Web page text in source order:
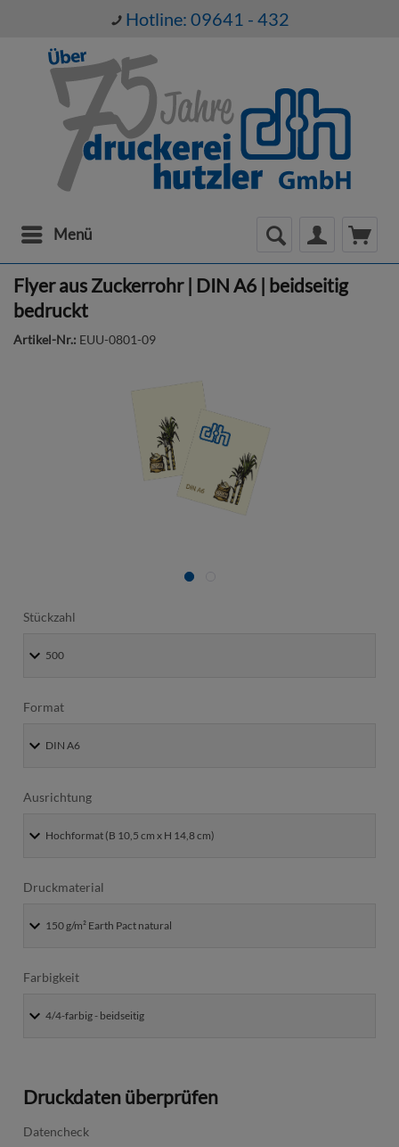
Hotline: 09641 - 432
Menü
Flyer aus Zuckerrohr | DIN A6 | beidseitig
bedruckt
Artikel-Nr.: EUU-0801-09
Stückzahl
Format
Ausrichtung
Druckmaterial
Farbigkeit
Druckdaten überprüfen
Datencheck